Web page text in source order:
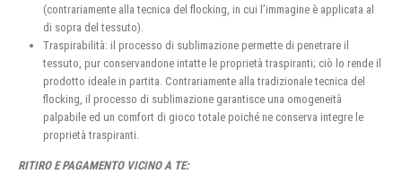
(contrariamente alla tecnica del flocking, in cui l’immagine è applicata al
di sopra del tessuto).
Traspirabilità: il processo di sublimazione permette di penetrare il
tessuto, pur conservandone intatte le proprietà traspiranti; ciò lo rende il
prodotto ideale in partita. Contrariamente alla tradizionale tecnica del
flocking, il processo di sublimazione garantisce una omogeneità
palpabile ed un comfort di gioco totale poiché ne conserva integre le
proprietà traspiranti.
RITIRO E PAGAMENTO VICINO A TE: